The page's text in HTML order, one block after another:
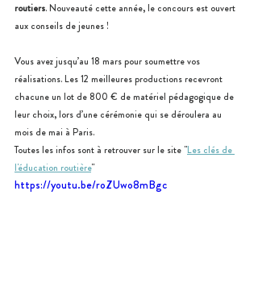
routiers. Nouveauté cette année, le concours est ouvert
aux conseils de jeunes !
Vous avez jusqu’au 18 mars pour soumettre vos
réalisations. Les 12 meilleures productions recevront
chacune un lot de 800 € de matériel pédagogique de
leur choix, lors d’une cérémonie qui se déroulera au
mois de mai à Paris.
Toutes les infos sont à retrouver sur le site "Les clés de
l'éducation routière"
https://youtu.be/roZUwo8mBgc